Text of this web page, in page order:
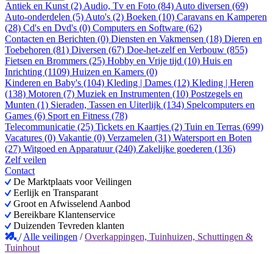
Antiek en Kunst (2) Audio, Tv en Foto (84) Auto diversen (69)
Auto-onderdelen (5) Auto's (2) Boeken (10) Caravans en Kamperen
(28) Cd's en Dvd's (0) Computers en Software (62)
Contacten en Berichten (0) Diensten en Vakmensen (18) Dieren en
Toebehoren (81) Diversen (67) Doe-het-zelf en Verbouw (855)
Fietsen en Brommers (25) Hobby en Vrije tijd (10) Huis en
Inrichting (1109) Huizen en Kamers (0)
Kinderen en Baby's (104) Kleding | Dames (12) Kleding | Heren
(138) Motoren (7) Muziek en Instrumenten (10) Postzegels en
Munten (1) Sieraden, Tassen en Uiterlijk (134) Spelcomputers en
Games (6) Sport en Fitness (78)
Telecommunicatie (25) Tickets en Kaartjes (2) Tuin en Terras (699)
Vacatures (0) Vakantie (0) Verzamelen (31) Watersport en Boten
(27) Witgoed en Apparatuur (240) Zakelijke goederen (136)
Zelf veilen
Contact
De Marktplaats voor Veilingen
Eerlijk en Transparant
Groot en Afwisselend Aanbod
Bereikbare Klantenservice
Duizenden Tevreden klanten
/Alle veilingen /Overkappingen, Tuinhuizen, Schuttingen &
Tuinhout